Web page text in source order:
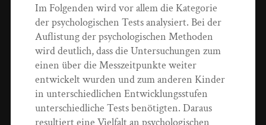
Im Folgenden wird vor allem die Kategorie
der psychologischen Tests analysiert. Bei der
Auflistung der psychologischen Methoden
wird deutlich, dass die Untersuchungen zum
einen über die Messzeitpunkte weiter
entwickelt wurden und zum anderen Kinder
in unterschiedlichen Entwicklungsstufen
unterschiedliche Tests benötigten. Daraus
resultiert eine Vielfalt an psychologischen